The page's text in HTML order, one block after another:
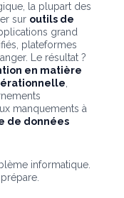
la plupart des
sur outils de
grand
plateformes
Le résultat ?
en matière
manquements à
de données
informatique.